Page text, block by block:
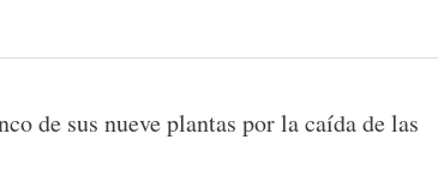
de sus nueve plantas por la caída de las